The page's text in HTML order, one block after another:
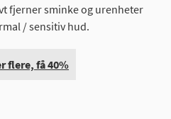
fjerner sminke og urenheter
/ sensitiv hud.
flere, få 40%